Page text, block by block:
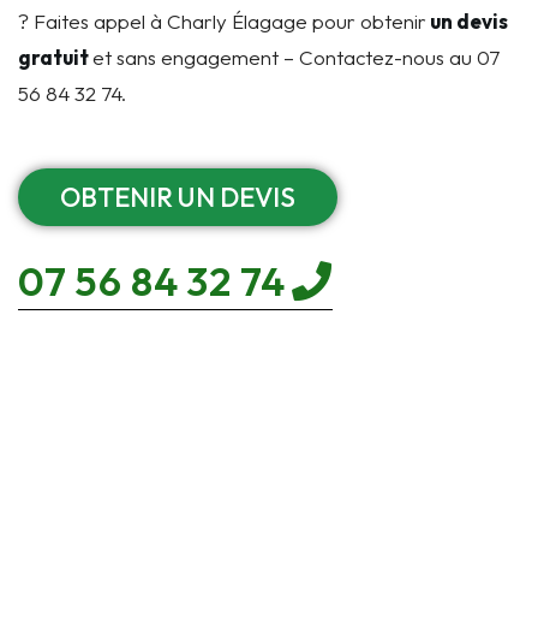
? Faites appel à Charly Élagage pour obtenir un devis
gratuitet sans engagement – Contactez-nous au 07
56 84 32 74.
OBTENIR UN DEVIS
07 56 84 32 74